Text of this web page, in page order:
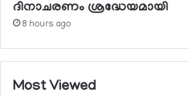
ദിനാചരണം ശ്രദ്ധേയമായി
8 hours ago
Most Viewed